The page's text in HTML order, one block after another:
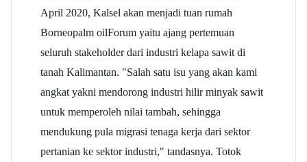
April 2020, Kalsel akan menjadi tuan rumah
Borneopalm oilForum yaitu ajang pertemuan
seluruh stakeholder dari industri kelapa sawit di
tanah Kalimantan. "Salah satu isu yang akan kami
angkat yakni mendorong industri hilir minyak sawit
untuk memperoleh nilai tambah, sehingga
mendukung pula migrasi tenaga kerja dari sektor
pertanian ke sektor industri," tandasnya. Totok